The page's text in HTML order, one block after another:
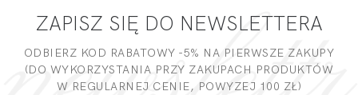
ZAPISZ SIĘ DO NEWSLETTERA
ODBIERZ KOD RABATOWY -5% NA PIERWSZE ZAKUPY
(DO WYKORZYSTANIA PRZY ZAKUPACH PRODUKTÓW
W REGULARNEJ CENIE, POWYZEJ 100 ZŁ)